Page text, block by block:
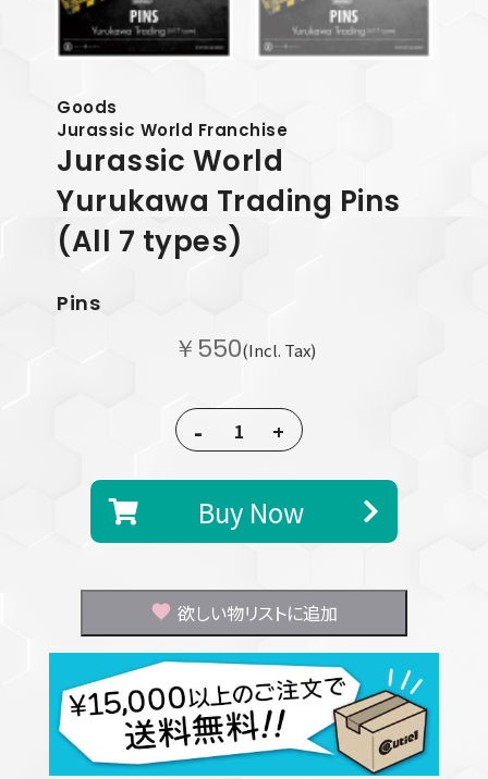
Goods
Jurassic World Franchise
Jurassic World
Yurukawa Trading Pins
(All 7 types)
Pins
￥550(Incl. Tax)
- +
Buy Now
欲しい物リストに追加